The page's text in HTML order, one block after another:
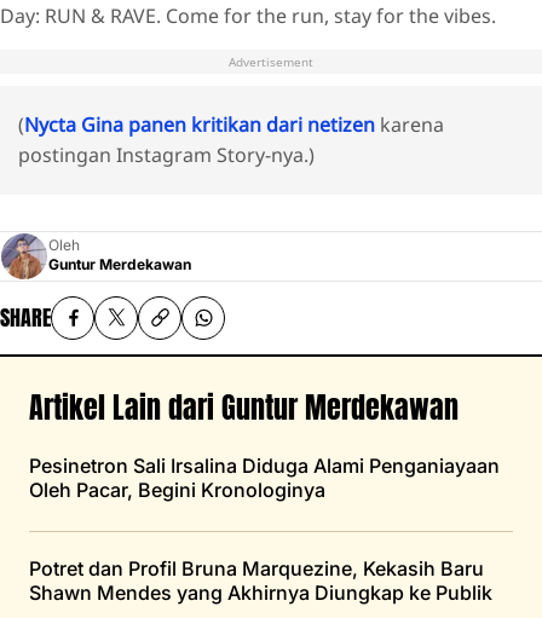
Day: RUN & RAVE. Come for the run, stay for the vibes.
Advertisement
(Nycta Gina panen kritikan dari netizen karena
postingan Instagram Story-nya.)
Oleh
Guntur Merdekawan
SHARE
Artikel Lain dari Guntur Merdekawan
Pesinetron Sali Irsalina Diduga Alami Penganiayaan
Oleh Pacar, Begini Kronologinya
Potret dan Profil Bruna Marquezine, Kekasih Baru
Shawn Mendes yang Akhirnya Diungkap ke Publik